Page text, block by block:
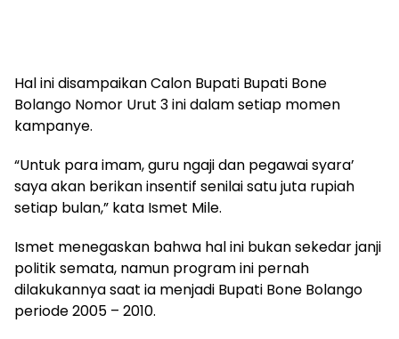
Hal ini disampaikan Calon Bupati Bupati Bone
Bolango Nomor Urut 3 ini dalam setiap momen
kampanye.
“Untuk para imam, guru ngaji dan pegawai syara’
saya akan berikan insentif senilai satu juta rupiah
setiap bulan,” kata Ismet Mile.
Ismet menegaskan bahwa hal ini bukan sekedar janji
politik semata, namun program ini pernah
dilakukannya saat ia menjadi Bupati Bone Bolango
periode 2005 – 2010.